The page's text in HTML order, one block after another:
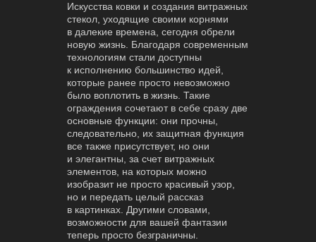
Искусства ковки и создания витражных
стекол, уходящие своими корнями
в далекие времена, сегодня обрели
новую жизнь. Благодаря современным
технологиям стали доступны
к исполнению большинство идей,
которые ранее просто невозможно
было воплотить в жизнь. Такие
ограждения сочетают в себе сразу две
основные функции: они прочны,
следовательно, их защитная функция
все также присутствует, но они
и элегантны, за счет витражных
элементов, на которых можно
изобразит не просто красивый узор,
но и передать целый рассказ
в картинках. Другими словами,
возможности для вашей фантазии
теперь просто безграничны.